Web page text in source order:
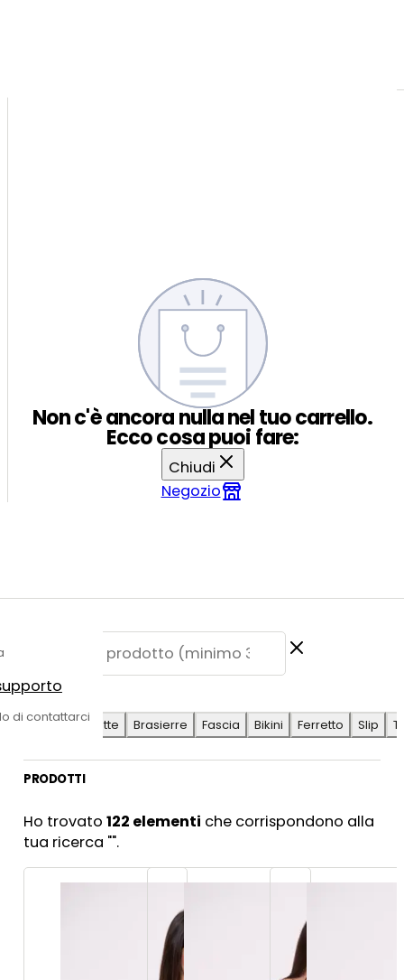
di contattarci
Non c'è ancora nulla nel tuo carrello.
Ecco cosa puoi fare:
Chiudi
Negozio
SUGGERITE
Antilope
Coulotte Brasierre Fascia Bikini Ferretto Slip
PRODOTTI
Ho trovato122 elementi che corrispondono alla
tua ricerca "".